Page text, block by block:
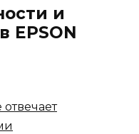
и
EPSON